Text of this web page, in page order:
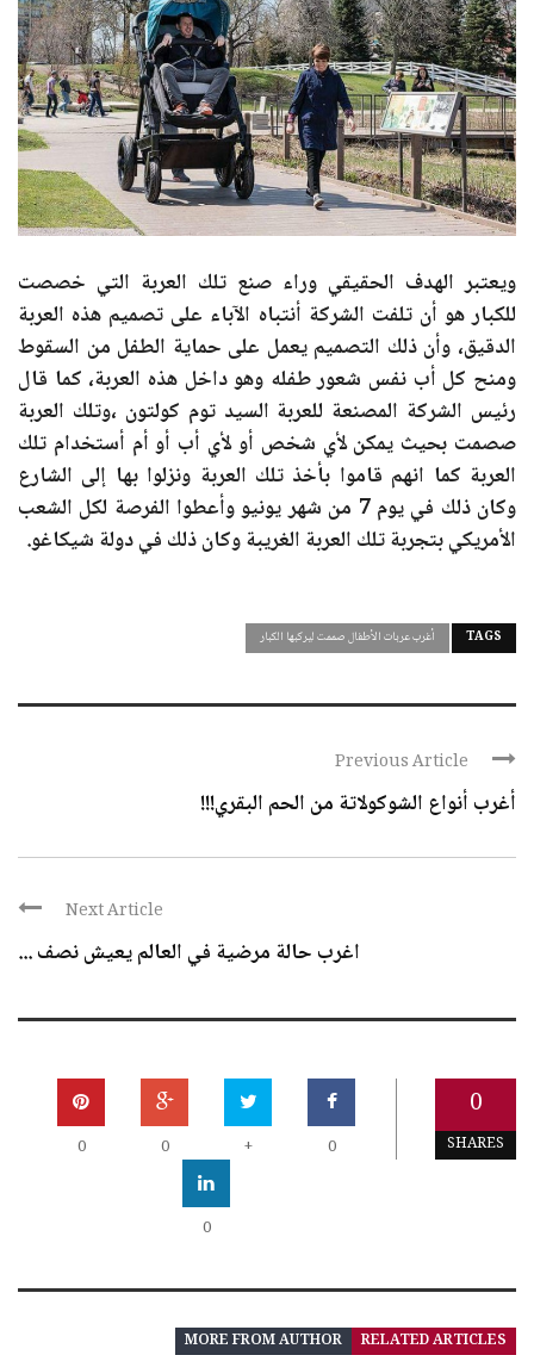
ويعتبر الهدف الحقيقي وراء صنع تلك العربة التي خصصت
للكبار هو أن تلفت الشركة أنتباه الآباء على تصميم هذه العربة
الدقيق، وأن ذلك التصميم يعمل على حماية الطفل من السقوط
ومنح كل أب نفس شعور طفله وهو داخل هذه العربة، كما قال
رئيس الشركة المصنعة للعربة السيد توم كولتون ،وتلك العربة
صصمت بحيث يمكن لأي شخص أو لأي أب أو أم أستخدام تلك
العربة كما انهم قاموا بأخذ تلك العربة ونزلوا بها إلى الشارع
وكان ذلك في يوم 7 من شهر يونيو وأعطوا الفرصة لكل الشعب
الأمريكي بتجربة تلك العربة الغريبة وكان ذلك في دولة شيكاغو.
TAGS أغرب عربات الأطفال صممت ليركبها الكبار
Previous Article
أغرب أنواع الشوكولاتة من الحم البقري!!!
Next Article
اغرب حالة مرضية في العالم يعيش نصف ...
0
SHARES
0
+
0
0
0
RELATED ARTICLES
MORE FROM AUTHOR